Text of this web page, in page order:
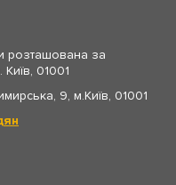
розташована за
01001
9, м.Київ, 01001